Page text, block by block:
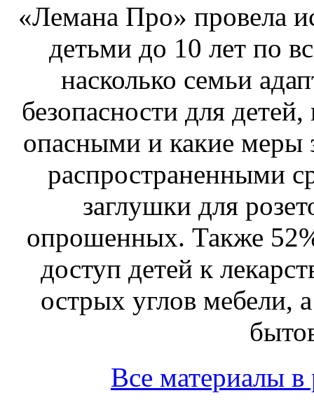
«Лемана Про» провела
детьми до 10 лет по
насколько семьи
безопасности для
опасными и какие меры
распространенными
заглушки для
опрошенных. Также
доступ детей к
острых углов мебели,
Все материалы